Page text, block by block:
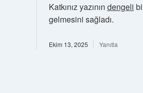
Katkınız yazının dengeli
gelmesini sağladı.
Ekim 13, 2025 Yanıtla